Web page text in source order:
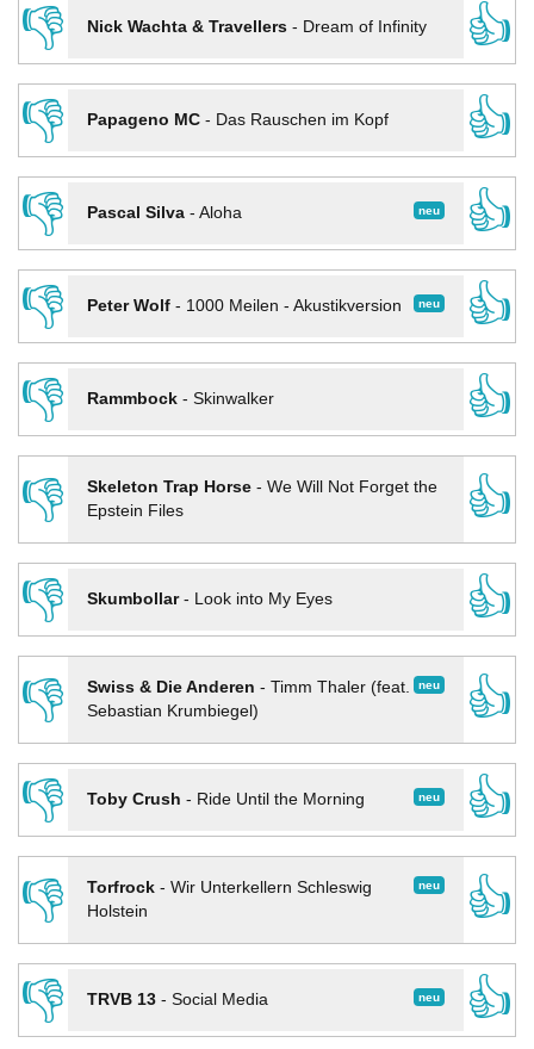
👎
Nick Wachta & Travellers- Dream of Infinity
👍
👎
Papageno MC- Das Rauschen im Kopf
👍
👎
neu
Pascal Silva- Aloha
👍
👎
neu
Peter Wolf- 1000 Meilen - Akustikversion
👍
👎
Rammbock- Skinwalker
👍
👎
Skeleton Trap Horse- We Will Not Forget the
Epstein Files
👍
👎
Skumbollar- Look into My Eyes
👍
👎
neu
Swiss & Die Anderen - Timm Thaler (feat.
Sebastian Krumbiegel)
👍
👎
neu
Toby Crush - Ride Until the Morning
👍
👎
neu
Torfrock- Wir Unterkellern Schleswig
Holstein
👍
👎
neu
TRVB 13- Social Media
👍